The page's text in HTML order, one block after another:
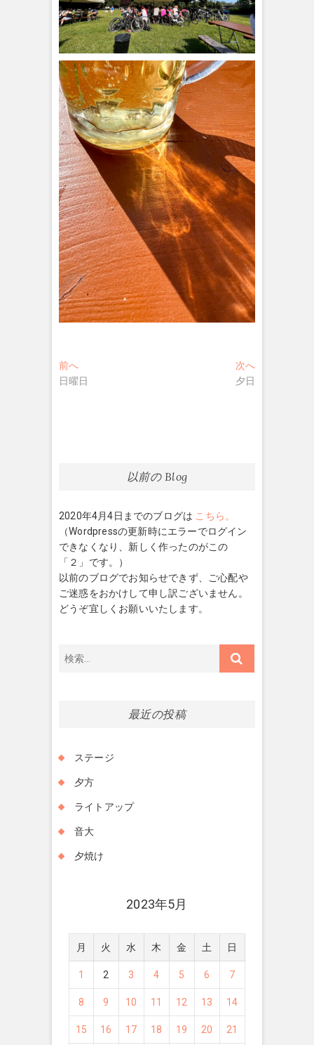
投
稿
ョ
ン
前へ過
去
日曜日
次へ次
夕日
以前の Blog
2020年4月4日までのブログは こちら。
（Wordpressの更新時にエラーでログイン
できなくなり、新しく作ったのがこの
「２」です。）
以前のブログでお知らせできず、ご心配や
ご迷惑をおかけして申し訳ございません。
どうぞ宜しくお願いいたします。
最近の投稿
ステージ
夕方
ライトアップ
音大
夕焼け
2023年5月
月 火 水 木 金 土 日
1 2 3 4 5 6 7
8 9 10 11 12 13 14
15 16 17 18 19 20 21